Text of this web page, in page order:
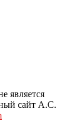
является
сайт A.C.